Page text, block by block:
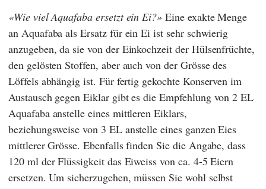
Wie viel Aquafaba ersetzt ein Ei? Eine exakte Menge
an Aquafaba als Ersatz für ein Ei ist sehr schwierig
anzugeben, da sie von der Einkochzeit der Hülsenfrüchte,
den gelösten Stoffen, aber auch von der Grösse des
Löffels abhängig ist. Für fertig gekochte Konserven im
Austausch gegen Eiklar gibt es die Empfehlung von 2 EL
Aquafaba anstelle eines mittleren Eiklars,
beziehungsweise von 3 EL anstelle eines ganzen Eies
mittlerer Grösse. Ebenfalls finden Sie die Angabe, dass
120 ml der Flüssigkeit das Eiweiss von ca. 4-5 Eiern
ersetzen. Um sicherzugehen, müssen Sie wohl selbst